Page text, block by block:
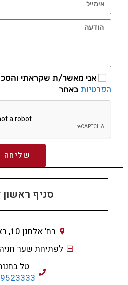
אני מאשר/ת שקראתי
הפרטיות באתר
שליחה
סניף ראשון
רח' אלחנן 10, ראשון לציון
לפתיחת שער חניה
טל